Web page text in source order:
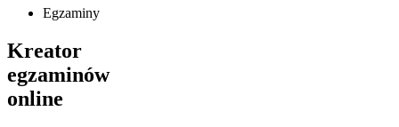
Egzaminy
Kreator
egzaminów
online